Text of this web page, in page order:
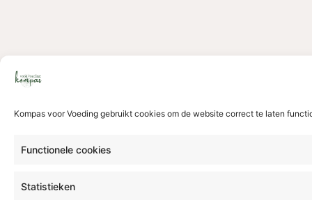
Kompas voor Voeding gebruikt cookies om de website correct te laten
Functionele cookies
Statistieken